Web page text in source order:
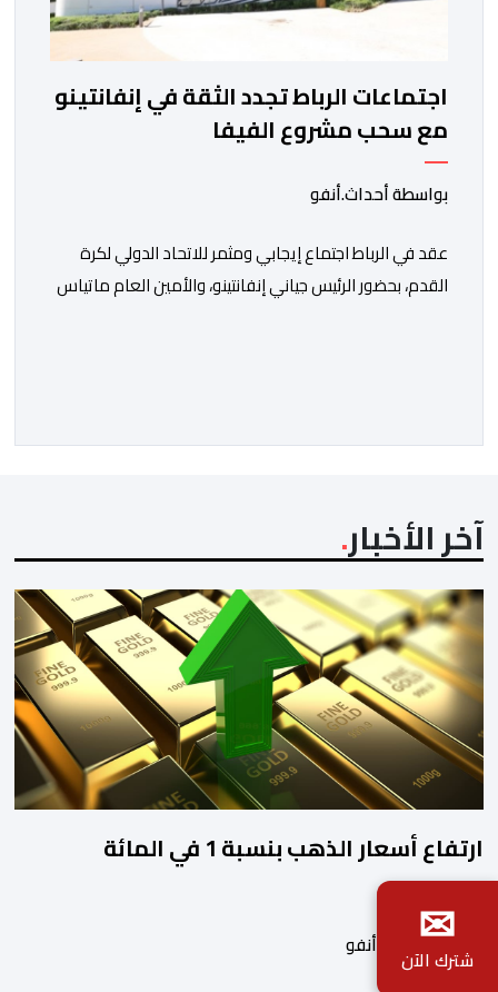
اجتماعات الرباط تجدد الثقة في إنفانتينو
مع سحب مشروع الفيفا
بواسطة أحداث.أنفو
عقد في الرباط اجتماع إيجابي ومثمر للاتحاد الدولي لكرة
القدم، بحضور الرئيس جياني إنفانتينو، والأمين العام ماتياس
المسؤول الوحيد المباشر والمنتخب من قِبل 211 اتحادا […]
آخر الأخبار
ارتفاع أسعار الذهب بنسبة 1 في المائة
بواسطة أحداث.أنفو
✉
شترك الآن